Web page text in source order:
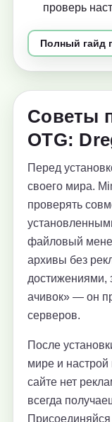
проверь
Полный гайд
Советы
OTG:
Перед
своего мира.
проверять
файловый
архивы без
достижениями,
ачивок» — он
серверов.
После
мире и
сайте нет
всегда